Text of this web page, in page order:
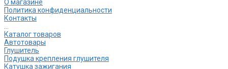
О магазине
Политика конфиденциальности
Контакты
...
Каталог товаров
Автотовары
Глушитель
Подушка крепления глушителя
Катушка зажигания